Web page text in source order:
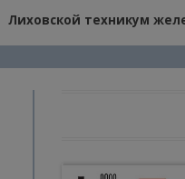
Лиховской техникум